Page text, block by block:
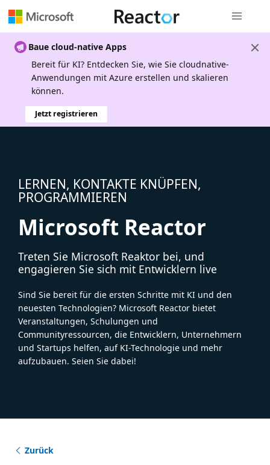
Baue cloud-native Apps
Bereit für KI? Entdecken Sie, wie Sie cloudnative-
Anwendungen mit Azure erstellen und skalieren
können.
Jetzt registrieren
LERNEN, KONTAKTE KNÜPFEN,
PROGRAMMIEREN
Microsoft Reactor
Treten Sie Microsoft Reaktor bei, und
engagieren Sie sich mit Entwicklern live
Sind Sie bereit für die ersten Schritte mit KI und den
neuesten Technologien? Microsoft Reactor bietet
Veranstaltungen, Schulungen und
Communityressourcen, die Entwicklern, Unternehmern
und Startups helfen, auf KI-Technologie und mehr
aufzubauen. Seien Sie dabei!
Zurück